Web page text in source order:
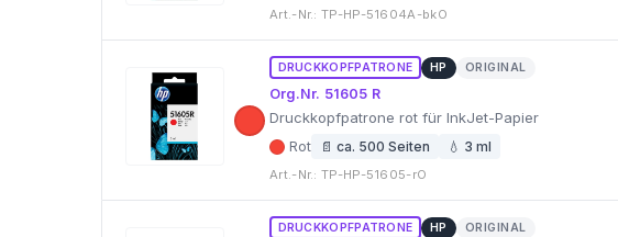
Art.-Nr.: TP-HP-51604A-bkO
DRUCKKOPFPATRONE HP ORIGINAL
Org.Nr. 51605 R
Druckkopfpatrone rot für InkJet-Papier
Rot 📄 ca. 500 Seiten 💧 3 ml
Art.-Nr.: TP-HP-51605-rO
DRUCKKOPFPATRONE HP ORIGINAL